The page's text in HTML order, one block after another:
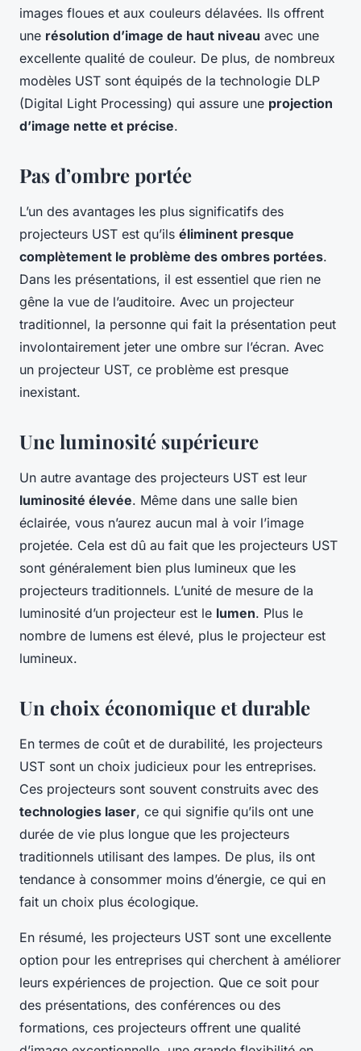
images floues et aux couleurs délavées. Ils offrent
une résolution d’image de haut niveau avec une
excellente qualité de couleur. De plus, de nombreux
modèles UST sont équipés de la technologie DLP
(Digital Light Processing) qui assure une projection
d’image nette et précise.
Pas d’ombre portée
L’un des avantages les plus significatifs des
projecteurs UST est qu’ils éliminent presque
complètement le problème des ombres portées.
Dans les présentations, il est essentiel que rien ne
gêne la vue de l’auditoire. Avec un projecteur
traditionnel, la personne qui fait la présentation peut
involontairement jeter une ombre sur l’écran. Avec
un projecteur UST, ce problème est presque
inexistant.
Une luminosité supérieure
Un autre avantage des projecteurs UST est leur
luminosité élevée. Même dans une salle bien
éclairée, vous n’aurez aucun mal à voir l’image
projetée. Cela est dû au fait que les projecteurs UST
sont généralement bien plus lumineux que les
projecteurs traditionnels. L’unité de mesure de la
luminosité d’un projecteur est le lumen. Plus le
nombre de lumens est élevé, plus le projecteur est
lumineux.
Un choix économique et durable
En termes de coût et de durabilité, les projecteurs
UST sont un choix judicieux pour les entreprises.
Ces projecteurs sont souvent construits avec des
technologies laser, ce qui signifie qu’ils ont une
durée de vie plus longue que les projecteurs
traditionnels utilisant des lampes. De plus, ils ont
tendance à consommer moins d’énergie, ce qui en
fait un choix plus écologique.
En résumé, les projecteurs UST sont une excellente
option pour les entreprises qui cherchent à améliorer
leurs expériences de projection. Que ce soit pour
des présentations, des conférences ou des
formations, ces projecteurs offrent une qualité